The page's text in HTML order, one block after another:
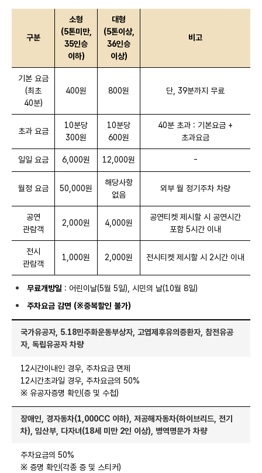
구분
소형
(5톤미만,
35인승
이하)
대형
(5톤이상,
36인승
이상)
비고
기본 요금
(최초
40분)
400원 800원 단, 39분까지 무료
초과 요금
10분당
300원
10분당
600원
40분 초과 : 기본요금 +
초과요금
일일 요금 6,000원 12,000원 -
월정 요금 50,000원
해당사항
없음
외부 월 정기주차 차량
공연
관람객
2,000원 4,000원
공연티켓 제시할 시 공연시간
포함 5시간 이내
전시
관람객
1,000원 2,000원 전시티켓 제시할 시 2시간 이내
무료개방일 : 어린이날(5월 5일), 시민의 날(10월 8일)
주차요금 감면 (※중복할인 불가)
국가유공자, 5.18민주화운동부상자, 고엽제후유의증환자, 참전유공
자, 독립유공자 차량
12시간이내인 경우, 주차요금 면제
12시간초과일 경우, 주차요금의 50%
※ 유공자증명 확인(증 및 수첩)
장애인, 경자동차(1,000CC 이하), 저공해자동차(하이브리드, 전기
차), 임산부, 다자녀(18세 미만 2인 이상), 병역명문가 차량
주차요금의 50%
※ 증명 확인(각종 증 및 스티커)